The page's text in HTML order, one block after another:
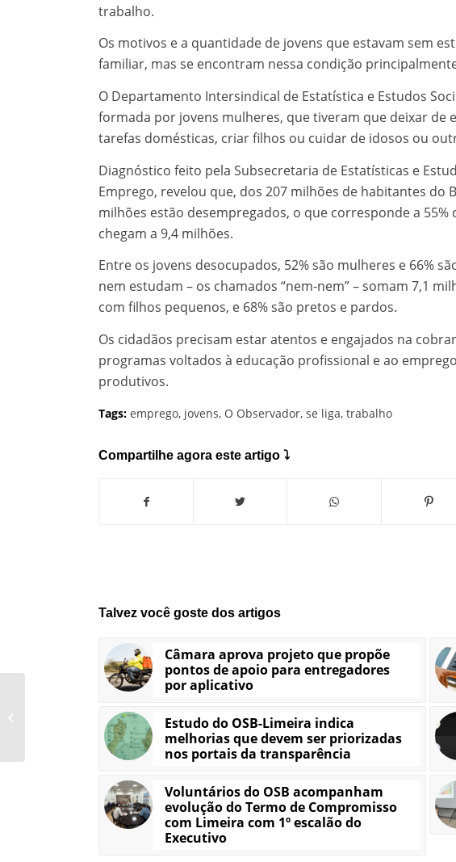
trabalho.
Os motivos e a quantidade de jovens que estavam sem
familiar, mas se encontram nessa condição
O Departamento Intersindical de Estatística e Estudos
formada por jovens mulheres, que tiveram que deixar
tarefas domésticas, criar filhos ou cuidar de idosos ou
Diagnóstico feito pela Subsecretaria de Estatísticas e
Emprego, revelou que, dos 207 milhões de habitantes do
milhões estão desempregados, o que corresponde a
chegam a 9,4 milhões.
Entre os jovens desocupados, 52% são mulheres e 66%
nem estudam – os chamados “nem-nem” – somam 7,1
com filhos pequenos, e 68% são pretos e pardos.
Os cidadãos precisam estar atentos e engajados na
programas voltados à educação profissional e ao
produtivos.
Tags: emprego, jovens, O Observador, se liga, trabalho
Compartilhe agora este artigo ⤵
Talvez você goste dos artigos
Câmara aprova projeto que propõe
pontos de apoio para entregadores
por aplicativo
Estudo do OSB-Limeira indica
melhorias que devem ser priorizadas
nos portais da transparência
Voluntários do OSB acompanham
evolução do Termo de Compromisso
com Limeira com 1º escalão do
Executivo
Com palestra sobre
nova Lei de Licitações,
OSB-Limeira inicia